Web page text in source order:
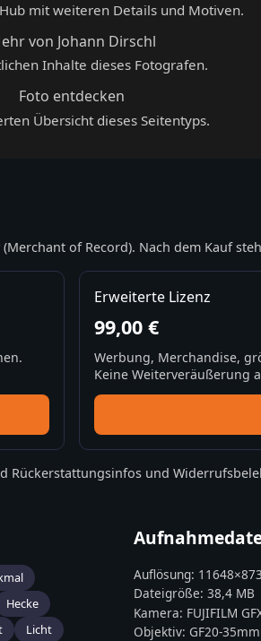
mit weiteren Details und Motiven.
von Johann Dirschl
Inhalte dieses Fotografen.
Foto entdecken
Übersicht dieses Seitentyps.
of Record). Nach dem Kauf
Erweiterte Lizenz
99,00 €
Werbung, Merchandise,
Keine Weiterveräußerung
Rückerstattungsinfos und
Hecke
Licht
Auflösung: 11648×
Dateigröße:38,4 MB
Kamera: FUJIFILM
Objektiv:GF20-